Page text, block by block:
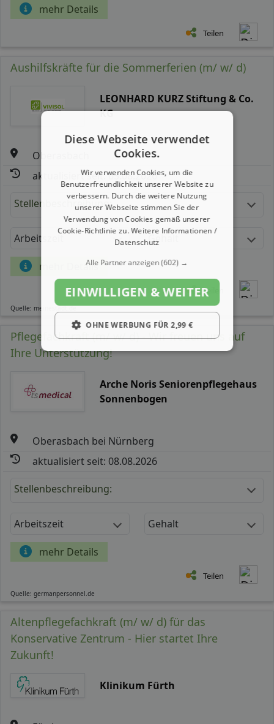
mehr Details
Teilen
Aushilfskräfte für die Sommerferien (m/ w/ d)
LEONHARD KURZ Stiftung & Co.
KG
Oberasbach
aktualisiert seit: 05.08.2026
Stellenbeschreibung:
Arbeitszeit Gehalt
mehr Details
Teilen
Quelle: meinestadt.de
Pflegefachkraft (m/ w/ d) - Wir freuen uns auf
Ihre Unterstützung!
Arche Noris Seniorenpflegehaus
Sonnenbogen
Oberasbach bei Nürnberg
aktualisiert seit: 08.08.2026
Stellenbeschreibung:
Arbeitszeit Gehalt
mehr Details
Teilen
Quelle: germanpersonnel.de
Altenpflegefachkraft (m/ w/ d) für das
Konservative Zentrum - Hier startet Ihre
Zukunft!
Klinikum Fürth
Diese Webseite verwendet
Cookies.
Wir verwenden Cookies, um die
Benutzerfreundlichkeit unserer Website zu
verbessern. Durch die weitere Nutzung
unserer Webseite stimmen Sie der
Verwendung von Cookies gemäß unserer
Cookie-Richtlinie zu.Weitere Informationen /
Datenschutz
Alle Partner anzeigen(602) →
EINWILLIGEN & WEITER
OHNE WERBUNG FÜR 2,99 €